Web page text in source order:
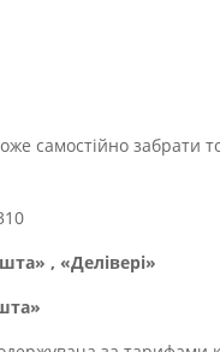
самостійно забрати
, «Делівері»